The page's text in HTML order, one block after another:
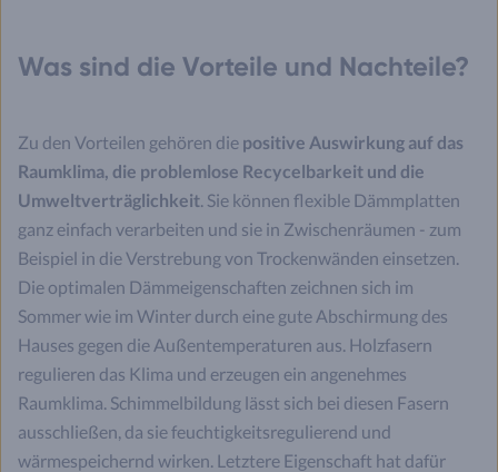
Was sind die Vorteile und Nachteile?
Zu den Vorteilen gehören die positive Auswirkung auf das
Raumklima, die problemlose Recycelbarkeit und die
Umweltverträglichkeit. Sie können flexible Dämmplatten
ganz einfach verarbeiten und sie in Zwischenräumen - zum
Beispiel in die Verstrebung von Trockenwänden einsetzen.
Die optimalen Dämmeigenschaften zeichnen sich im
Sommer wie im Winter durch eine gute Abschirmung des
Hauses gegen die Außentemperaturen aus. Holzfasern
regulieren das Klima und erzeugen ein angenehmes
Raumklima. Schimmelbildung lässt sich bei diesen Fasern
ausschließen, da sie feuchtigkeitsregulierend und
wärmespeichernd wirken. Letztere Eigenschaft hat dafür